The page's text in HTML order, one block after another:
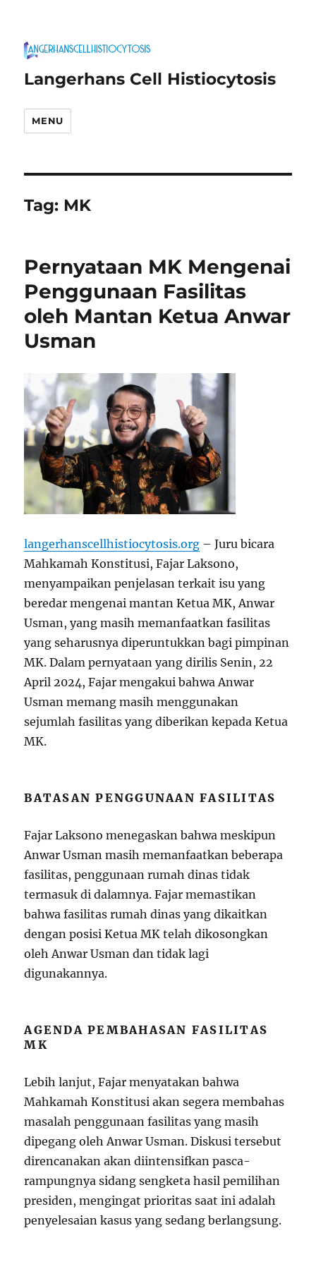
Langerhans Cell Histiocytosis
MENU
Tag: MK
Pernyataan MK Mengenai
Penggunaan Fasilitas
oleh Mantan Ketua Anwar
Usman
langerhanscellhistiocytosis.org – Juru bicara
Mahkamah Konstitusi, Fajar Laksono,
menyampaikan penjelasan terkait isu yang
beredar mengenai mantan Ketua MK, Anwar
Usman, yang masih memanfaatkan fasilitas
yang seharusnya diperuntukkan bagi pimpinan
MK. Dalam pernyataan yang dirilis Senin, 22
April 2024, Fajar mengakui bahwa Anwar
Usman memang masih menggunakan
sejumlah fasilitas yang diberikan kepada Ketua
MK.
BATASAN PENGGUNAAN FASILITAS
Fajar Laksono menegaskan bahwa meskipun
Anwar Usman masih memanfaatkan beberapa
fasilitas, penggunaan rumah dinas tidak
termasuk di dalamnya. Fajar memastikan
bahwa fasilitas rumah dinas yang dikaitkan
dengan posisi Ketua MK telah dikosongkan
oleh Anwar Usman dan tidak lagi
digunakannya.
AGENDA PEMBAHASAN FASILITAS
MK
Lebih lanjut, Fajar menyatakan bahwa
Mahkamah Konstitusi akan segera membahas
masalah penggunaan fasilitas yang masih
dipegang oleh Anwar Usman. Diskusi tersebut
direncanakan akan diintensifkan pasca-
rampungnya sidang sengketa hasil pemilihan
presiden, mengingat prioritas saat ini adalah
penyelesaian kasus yang sedang berlangsung.